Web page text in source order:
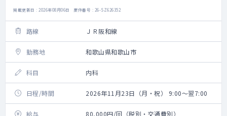
掲載更新日 : 2026年08月06日 案件番号 : 26-SZ626352
路線 ＪＲ阪和線
勤務地 和歌山県和歌山市
科目 内科
日程/時間 2026年11月23日（月・祝） 9:00～翌7:00
給与 80,000円/回（税別・交通費別）